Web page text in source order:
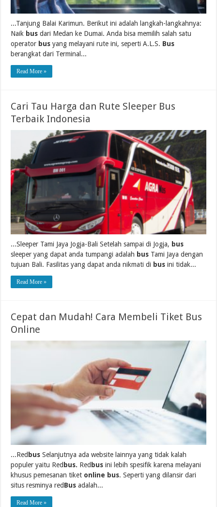
...Tanjung Balai Karimun. Berikut ini adalah langkah-langkahnya:
Naik bus dari Medan ke Dumai. Anda bisa memilih salah satu
operator bus yang melayani rute ini, seperti A.L.S. Bus
berangkat dari Terminal...
Read More »
Cari Tau Harga dan Rute Sleeper Bus
Terbaik Indonesia
...Sleeper Tami Jaya Jogja-Bali Setelah sampai di Jogja, bus
sleeper yang dapat anda tumpangi adalah bus Tami Jaya dengan
tujuan Bali. Fasilitas yang dapat anda nikmati di bus ini tidak...
Read More »
Cepat dan Mudah! Cara Membeli Tiket Bus
Online
...Red bus Selanjutnya ada website lainnya yang tidak kalah
populer yaitu Red bus. Red bus ini lebih spesifik karena melayani
khusus pemesanan tiket online bus. Seperti yang dilansir dari
situs resminya redBus adalah...
Read More »